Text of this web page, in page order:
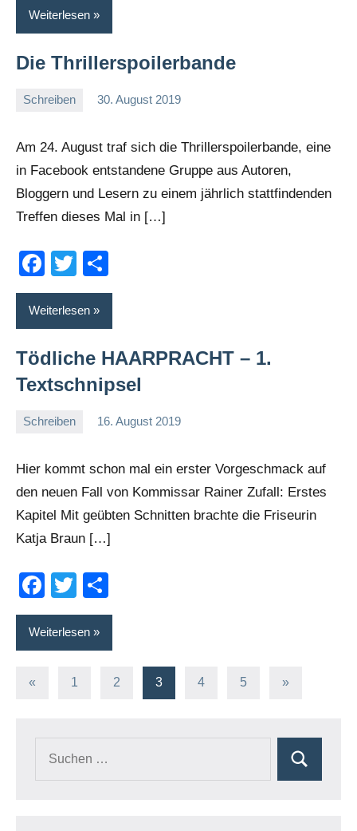
Weiterlesen
Die Thrillerspoilerbande
Schreiben 30. August 2019
Am 24. August traf sich die Thrillerspoilerbande, eine
in Facebook entstandene Gruppe aus Autoren,
Bloggern und Lesern zu einem jährlich stattfindenden
Treffen dieses Mal in […]
Facebook
Twitter
Weiterlesen
Tödliche HAARPRACHT – 1.
Textschnipsel
Schreiben 16. August 2019
Hier kommt schon mal ein erster Vorgeschmack auf
den neuen Fall von Kommissar Rainer Zufall: Erstes
Kapitel Mit geübten Schnitten brachte die Friseurin
Katja Braun […]
Facebook
Twitter
Weiterlesen
Seitennummerierung
Beiträge
« Vorherige
1 2 3 4 5
Nächste
»
Suchen